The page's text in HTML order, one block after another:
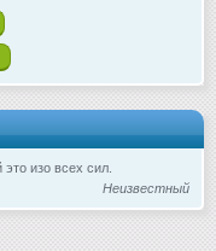
изо всех сил.
Неизвестный